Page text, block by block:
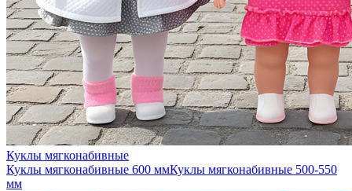
Куклы мягконабивные
Куклы мягконабивные 600 ммКуклы мягконабивные 500-550
мм